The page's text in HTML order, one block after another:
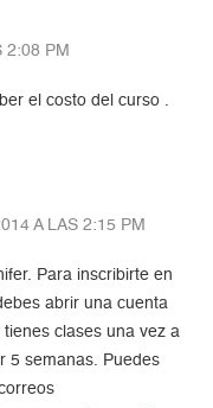
2:08 PM
el costo del curso .
A LAS 2:15 PM
Para inscribirte en
abrir una cuenta
tienes clases una vez a
5 semanas. Puedes